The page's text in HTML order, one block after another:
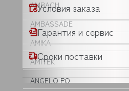
AMBACH
AMBASSADE
AMIKA
AMITEK
ANGELO PO
Условия заказа
Гарантия и сервис
Сроки поставки